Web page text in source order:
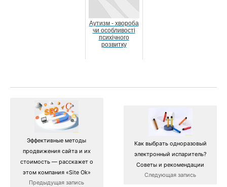
Аутизм - хвороба
чи особливості
психічного
розвитку
Эффективные методы
продвижения сайта и их
стоимость — расскажет о
этом компания «Site Ok‎»
Предыдущая запись
Как выбрать одноразовый
электронный испаритель?
Советы и рекомендации
Следующая запись